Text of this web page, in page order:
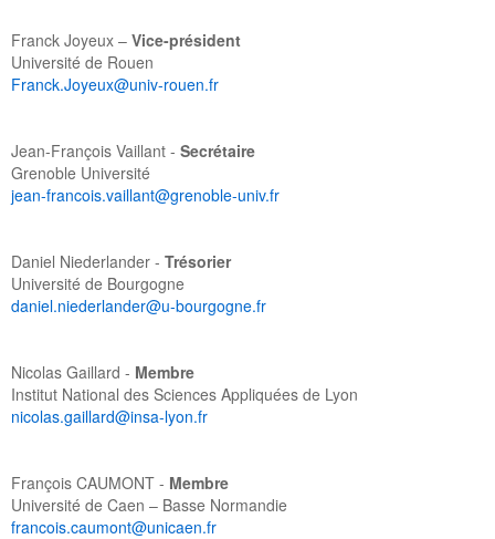
Franck Joyeux – Vice-président
Université de Rouen
Franck.Joyeux@univ-rouen.fr
Jean-François Vaillant - Secrétaire
Grenoble Université
jean-francois.vaillant@grenoble-univ.fr
Daniel Niederlander - Trésorier
Université de Bourgogne
daniel.niederlander@u-bourgogne.fr
Nicolas Gaillard - Membre
Institut National des Sciences Appliquées de Lyon
nicolas.gaillard@insa-lyon.fr
François CAUMONT - Membre
Université de Caen – Basse Normandie
francois.caumont@unicaen.fr